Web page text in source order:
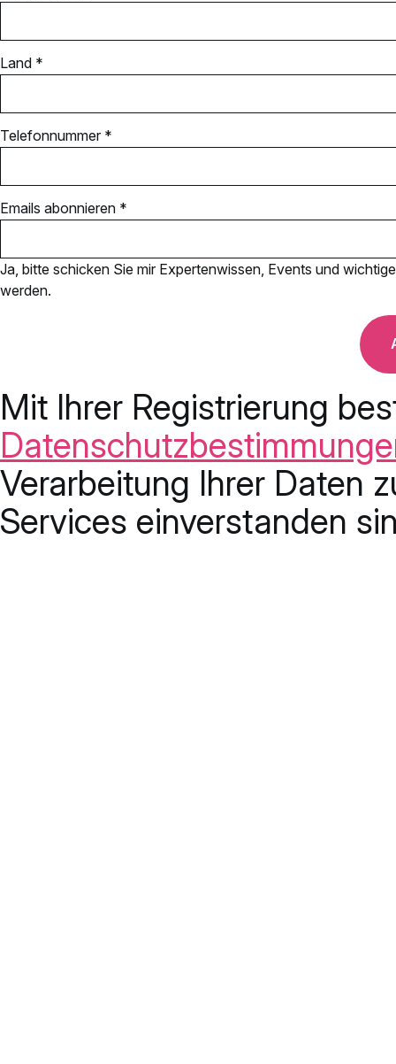
Land *
Telefonnummer *
Emails abonnieren *
Ja, bitte schicken Sie mir Expertenwissen, Events und
werden.
Mit Ihrer Registrierung
Verarbeitung Ihrer Daten
Services einverstanden